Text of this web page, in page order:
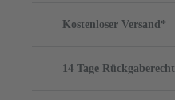
Kostenloser Versand*
14 Tage Rückgaberecht